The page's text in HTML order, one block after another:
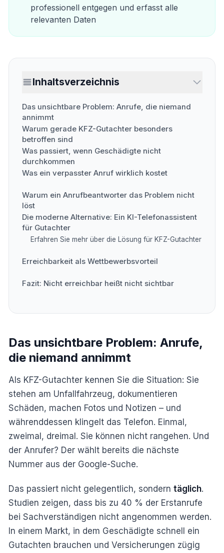
professionell entgegen und erfasst alle
relevanten Daten
Inhaltsverzeichnis
Das unsichtbare Problem: Anrufe, die niemand
annimmt
Warum gerade KFZ-Gutachter besonders
betroffen sind
Was passiert, wenn Geschädigte nicht
durchkommen
Was ein verpasster Anruf wirklich kostet
Warum ein Anrufbeantworter das Problem nicht
löst
Die moderne Alternative: Ein KI-Telefonassistent
für Gutachter
Erfahren Sie mehr über die Lösung für KFZ-Gutachter
Erreichbarkeit als Wettbewerbsvorteil
Fazit: Nicht erreichbar heißt nicht sichtbar
Das unsichtbare Problem: Anrufe,
die niemand annimmt
Als KFZ-Gutachter kennen Sie die Situation: Sie
stehen am Unfallfahrzeug, dokumentieren
Schäden, machen Fotos und Notizen – und
währenddessen klingelt das Telefon. Einmal,
zweimal, dreimal. Sie können nicht rangehen. Und
der Anrufer? Der wählt bereits die nächste
Nummer aus der Google-Suche.
Das passiert nicht gelegentlich, sondern täglich.
Studien zeigen, dass bis zu 40 % der Erstanrufe
bei Sachverständigen nicht angenommen werden.
In einem Markt, in dem Geschädigte schnell ein
Gutachten brauchen und Versicherungen zügig